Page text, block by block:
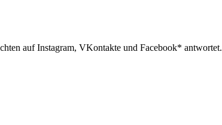
auf Instagram, VKontakte und Facebook* antwortet.